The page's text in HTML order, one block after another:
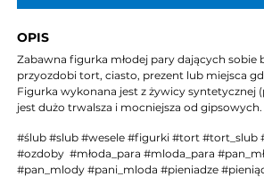
OPIS
Zabawna figurka młodej pary dających sobie
przyozdobi tort, ciasto, prezent lub miejsca
Figurka wykonana jest z żywicy syntetycznej
jest dużo trwalsza i mocniejsza od gipsowych.
#ślub #slub #wesele #figurki #tort #tort_slub
#ozdoby #młoda_para #mloda_para
#pan_mlody #pani_mloda #pieniadze